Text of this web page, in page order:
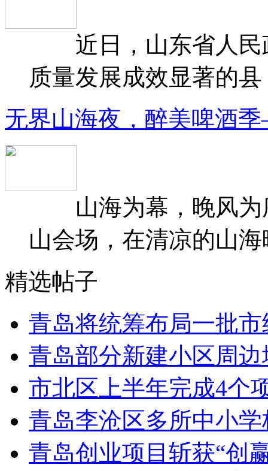
近日，山东省人民
质量发展成效显著的
无界山海夜，醉美啤酒
山海为幕，晚风为
山会场，在清凉的山
精选帖子
青岛将统筹布局一批市
青岛部分新建小区周
市北区上半年完成4个
青岛李沧区多所中小
青岛创业项目斩获“创